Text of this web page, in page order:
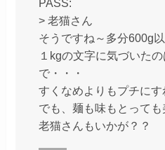
PASS:
> 老猫さん
そうですね～多分600g
１kgの文字に気づいた
で・・・
すくなめよりもプチに
でも、麺も味もとって
老猫さんもいかが？？